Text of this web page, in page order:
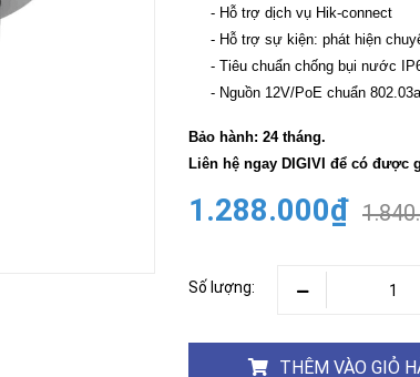
MAXHUB
THIẾT
THÔNG
HOMEGY
Khóa
THIẾT
CHÁY
MINH
- Hỗ trợ dịch vụ Hik-connect
- Hỗ trợ sự kiện: phát hiện
- Tiêu chuẩn chống bụi nước
- Nguồn 12V/PoE chuẩn
Bảo hành: 24 tháng.
Liên hệ ngay DIGIVI để có được
1.288.000₫
Số lượng:
THÊM VÀO GIỎ